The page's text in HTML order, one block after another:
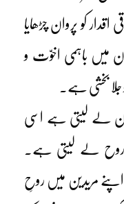
کو پروان چڑھایا
میں باہمی اخوّت و
بخشی ہے۔
لے لیتی ہے اسی
روح لے لیتی ہے۔
مریدین میں روحِ